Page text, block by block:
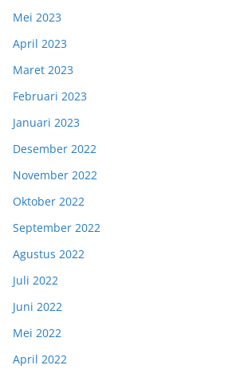
Mei 2023
April 2023
Maret 2023
Februari 2023
Januari 2023
Desember 2022
November 2022
Oktober 2022
September 2022
Agustus 2022
Juli 2022
Juni 2022
Mei 2022
April 2022